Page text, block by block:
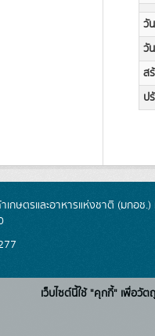
วั
วั
ส
ป
กษตรและอาหารแห่งชาติ (มกอช
เว็บไซต์นี้ใช้ "คุกกี้" เพื่อวั